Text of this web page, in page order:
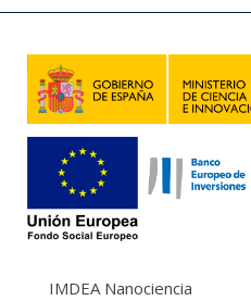
IMDEA Nanociencia